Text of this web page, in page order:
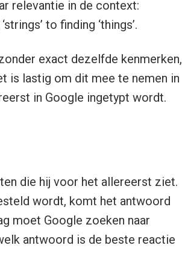
relevantie in de context:
to finding ‘things’.
exact dezelfde kenmerken,
is lastig om dit mee te nemen in
in Google ingetypt wordt.
die hij voor het allereerst ziet.
wordt, komt het antwoord
moet Google zoeken naar
antwoord is de beste reactie